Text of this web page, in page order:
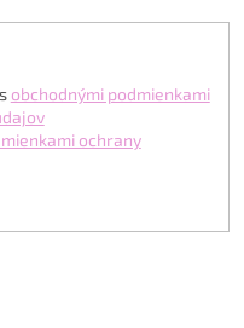
obchodnými podmienkami
ochrany